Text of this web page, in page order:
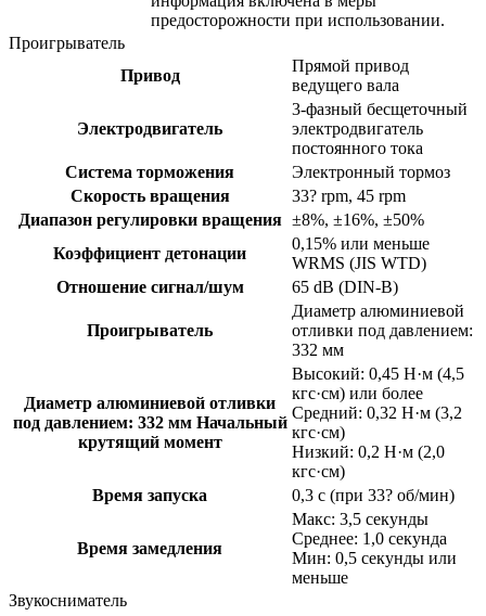
предосторожности при использовании.
Проигрыватель
Привод
Прямой привод
ведущего вала
Электродвигатель
3-фазный бесщеточный
электродвигатель
постоянного тока
Система торможения
Электронный тормоз
Скорость вращения
33? rpm, 45 rpm
Диапазон регулировки вращения ±8%, ±16%, ±50%
Коэффициент детонации
0,15% или меньше
WRMS (JIS WTD)
Отношение сигнал/шум
65 dB (DIN-B)
Проигрыватель
Диаметр алюминиевой
отливки под давлением:
332 мм
Диаметр алюминиевой отливки
под давлением: 332 мм Начальный
крутящий момент
Высокий: 0,45 Н·м (4,5
кгс·см) или более
Средний: 0,32 Н·м (3,2
кгс·см)
Низкий: 0,2 Н·м (2,0
кгс·см)
Время запуска
0,3 с (при 33? об/мин)
Время замедления
Макс: 3,5 секунды
Среднее: 1,0 секунда
Мин: 0,5 секунды или
меньше
Звукосниматель